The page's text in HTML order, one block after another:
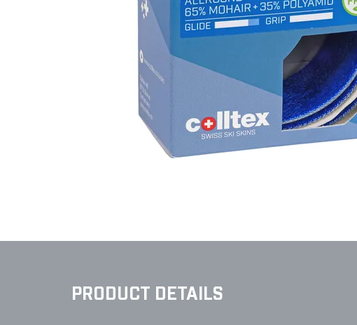
PRODUCT DETAILS